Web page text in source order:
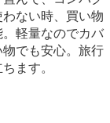
ない時、買い物
軽量なのでカバ
でも安心。旅行
ます。